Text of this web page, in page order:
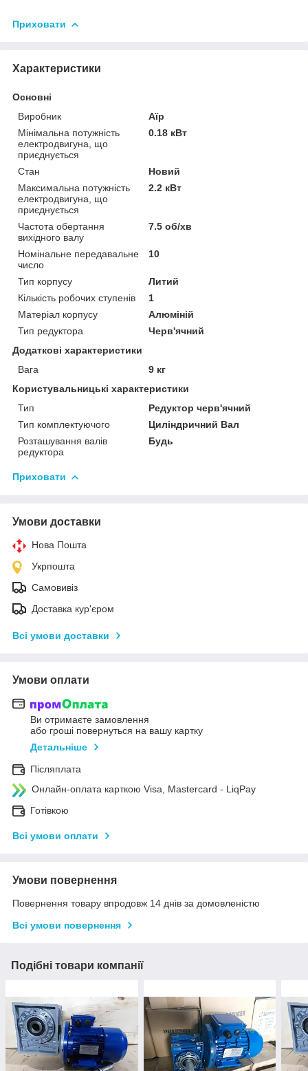
Приховати
Характеристики
Основні
Виробник
Аїр
Мінімальна потужність
електродвигуна, що
приєднується
0.18 кВт
Стан
Новий
Максимальна потужність
електродвигуна, що
приєднується
2.2 кВт
Частота обертання
вихідного валу
7.5 об/хв
Номінальне передавальне
число
10
Тип корпусу
Литий
Кількість робочих ступенів
1
Матеріал корпусу
Алюміній
Тип редуктора
Черв'ячний
Додаткові характеристики
Вага
9 кг
Користувальницькі характеристики
Тип
Редуктор черв'ячний
Тип комплектуючого
Циліндричний Вал
Розташування валів
редуктора
Будь
Приховати
Умови доставки
Нова Пошта
Укрпошта
Самовивіз
Доставка кур'єром
Всі умови доставки
Умови оплати
Ви отримаєте замовлення
або гроші повернуться на вашу картку
Детальніше
Післяплата
Онлайн-оплата карткою Visa, Mastercard - LiqPay
Готівкою
Всі умови оплати
Умови повернення
Повернення товару впродовж 14 днів за домовленістю
Всі умови повернення
Подібні товари компанії